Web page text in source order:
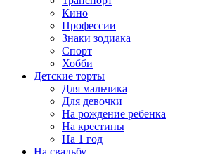
Кино
Профессии
Знаки зодиака
Спорт
Хобби
Детские торты
Для мальчика
Для девочки
На рождение ребенка
На крестины
На 1 год
На свадьбу